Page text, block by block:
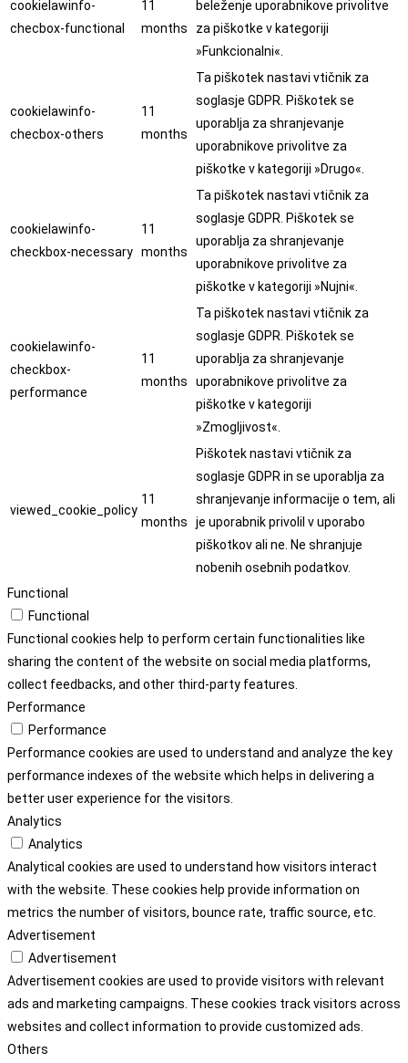
cookielawinfo-
checbox-functional
11
months
beleženje uporabnikove privolitve
za piškotke v kategoriji
»Funkcionalni«.
cookielawinfo-
checbox-others
11
months
Ta piškotek nastavi vtičnik za
soglasje GDPR. Piškotek se
uporablja za shranjevanje
uporabnikove privolitve za
piškotke v kategoriji »Drugo«.
cookielawinfo-
checkbox-necessary
11
months
Ta piškotek nastavi vtičnik za
soglasje GDPR. Piškotek se
uporablja za shranjevanje
uporabnikove privolitve za
piškotke v kategoriji »Nujni«.
cookielawinfo-
checkbox-
performance
11
months
Ta piškotek nastavi vtičnik za
soglasje GDPR. Piškotek se
uporablja za shranjevanje
uporabnikove privolitve za
piškotke v kategoriji
»Zmogljivost«.
viewed_cookie_policy
11
months
Piškotek nastavi vtičnik za
soglasje GDPR in se uporablja za
shranjevanje informacije o tem, ali
je uporabnik privolil v uporabo
piškotkov ali ne. Ne shranjuje
nobenih osebnih podatkov.
Functional
Functional
Functional cookies help to perform certain functionalities like
sharing the content of the website on social media platforms,
collect feedbacks, and other third-party features.
Performance
Performance
Performance cookies are used to understand and analyze the key
performance indexes of the website which helps in delivering a
better user experience for the visitors.
Analytics
Analytics
Analytical cookies are used to understand how visitors interact
with the website. These cookies help provide information on
metrics the number of visitors, bounce rate, traffic source, etc.
Advertisement
Advertisement
Advertisement cookies are used to provide visitors with relevant
ads and marketing campaigns. These cookies track visitors across
websites and collect information to provide customized ads.
Others